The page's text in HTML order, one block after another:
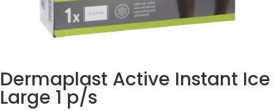
Dermaplast Active Instant Ice
Large 1 p/s